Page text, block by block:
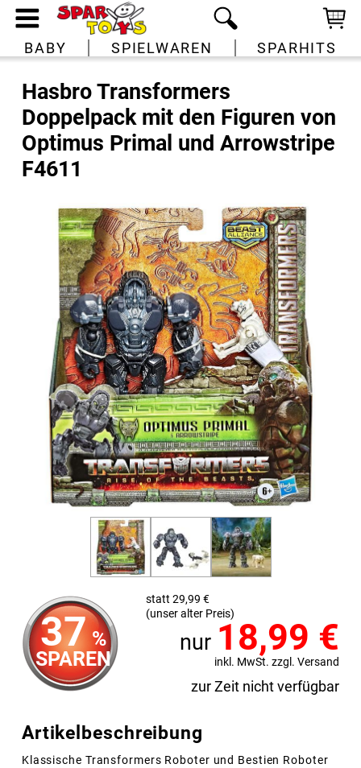
BABY SPIELWAREN SPARHITS
Hasbro Transformers
Doppelpack mit den Figuren von
Optimus Primal und Arrowstripe
F4611
37 %
SPAREN
statt 29,99 €
(unser alter Preis)
nur 18,99 €
inkl. MwSt. zzgl. Versand
zur Zeit nicht verfügbar
Artikelbeschreibung
Klassische Transformers Roboter und Bestien Roboter